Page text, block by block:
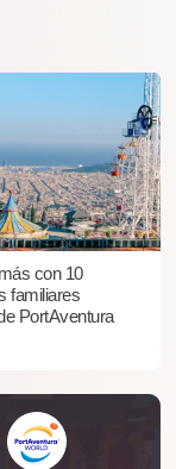
con 10
familiares
PortAventura